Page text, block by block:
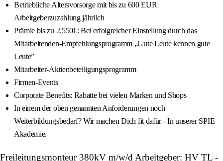
Betriebliche Altersvorsorge mit bis zu 600 EUR
Arbeitgeberzuzahlung jährlich
Prämie bis zu 2.550€: Bei erfolgreicher Einstellung durch das
Mitarbeitenden-Empfehlungsprogramm „Gute Leute kennen gute
Leute”
Mitarbeiter-Aktienbeteiligungsprogramm
Firmen-Events
Corporate Benefits: Rabatte bei vielen Marken und Shops
In einem der oben genannten Anforderungen noch
Weiterbildungsbedarf? Wir machen Dich fit dafür - In unserer SPIE
Akademie.
Freileitungsmonteur 380kV m/w/d Arbeitgeber: HV TL -